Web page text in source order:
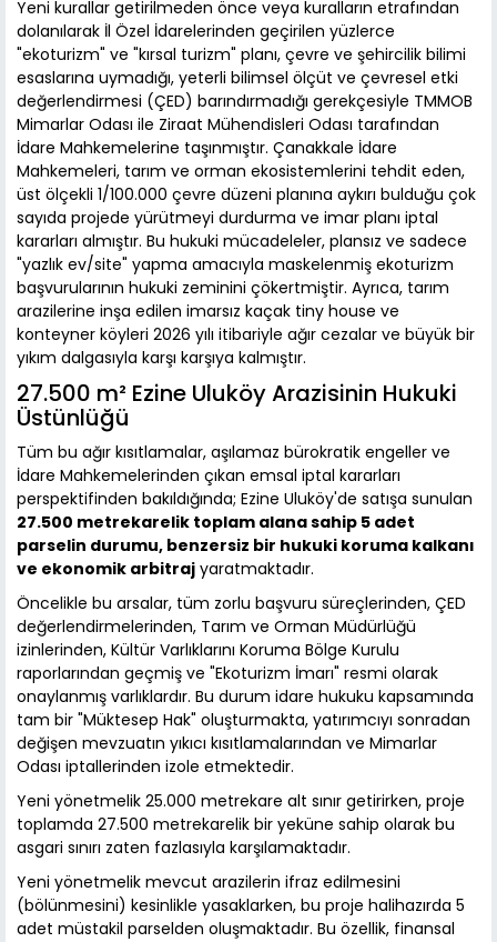
Yeni kurallar getirilmeden önce veya kuralların etrafından
dolanılarak İl Özel İdarelerinden geçirilen yüzlerce
"ekoturizm" ve "kırsal turizm" planı, çevre ve şehircilik bilimi
esaslarına uymadığı, yeterli bilimsel ölçüt ve çevresel etki
değerlendirmesi (ÇED) barındırmadığı gerekçesiyle TMMOB
Mimarlar Odası ile Ziraat Mühendisleri Odası tarafından
İdare Mahkemelerine taşınmıştır. Çanakkale İdare
Mahkemeleri, tarım ve orman ekosistemlerini tehdit eden,
üst ölçekli 1/100.000 çevre düzeni planına aykırı bulduğu çok
sayıda projede yürütmeyi durdurma ve imar planı iptal
kararları almıştır. Bu hukuki mücadeleler, plansız ve sadece
"yazlık ev/site" yapma amacıyla maskelenmiş ekoturizm
başvurularının hukuki zeminini çökertmiştir. Ayrıca, tarım
arazilerine inşa edilen imarsız kaçak tiny house ve
konteyner köyleri 2026 yılı itibariyle ağır cezalar ve büyük bir
yıkım dalgasıyla karşı karşıya kalmıştır.
27.500 m² Ezine Uluköy Arazisinin Hukuki
Üstünlüğü
Tüm bu ağır kısıtlamalar, aşılamaz bürokratik engeller ve
İdare Mahkemelerinden çıkan emsal iptal kararları
perspektifinden bakıldığında; Ezine Uluköy'de satışa sunulan
27.500 metrekarelik toplam alana sahip 5 adet
parselin durumu, benzersiz bir hukuki koruma kalkanı
ve ekonomik arbitraj yaratmaktadır.
Öncelikle bu arsalar, tüm zorlu başvuru süreçlerinden, ÇED
değerlendirmelerinden, Tarım ve Orman Müdürlüğü
izinlerinden, Kültür Varlıklarını Koruma Bölge Kurulu
raporlarından geçmiş ve "Ekoturizm İmarı" resmi olarak
onaylanmış varlıklardır. Bu durum idare hukuku kapsamında
tam bir "Müktesep Hak" oluşturmakta, yatırımcıyı sonradan
değişen mevzuatın yıkıcı kısıtlamalarından ve Mimarlar
Odası iptallerinden izole etmektedir.
Yeni yönetmelik 25.000 metrekare alt sınır getirirken, proje
toplamda 27.500 metrekarelik bir yeküne sahip olarak bu
asgari sınırı zaten fazlasıyla karşılamaktadır.
Yeni yönetmelik mevcut arazilerin ifraz edilmesini
(bölünmesini) kesinlikle yasaklarken, bu proje halihazırda 5
adet müstakil parselden oluşmaktadır. Bu özellik, finansal